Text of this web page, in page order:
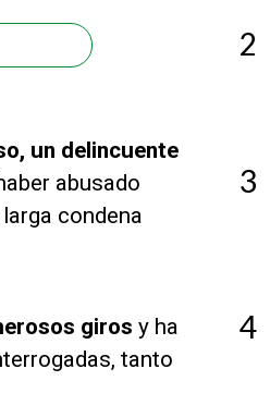
un delincuente
abusado
condena
giros y ha
tanto
2
3
4